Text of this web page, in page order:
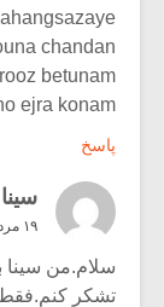
chandan
betunam
ejra konam
پاسخ
۱۹ مرداد ۱۳۸۶ در ۰:۴۳ ق٫ظ
سلام.من سینا
تشکر کنم.فقط